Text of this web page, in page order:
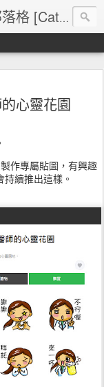
廢紙背面塗鴉：蕭大貓的廢畫部落格 [Cat's blog]
心靈花園
製作專屬貼圖，有興趣
續推出這樣。